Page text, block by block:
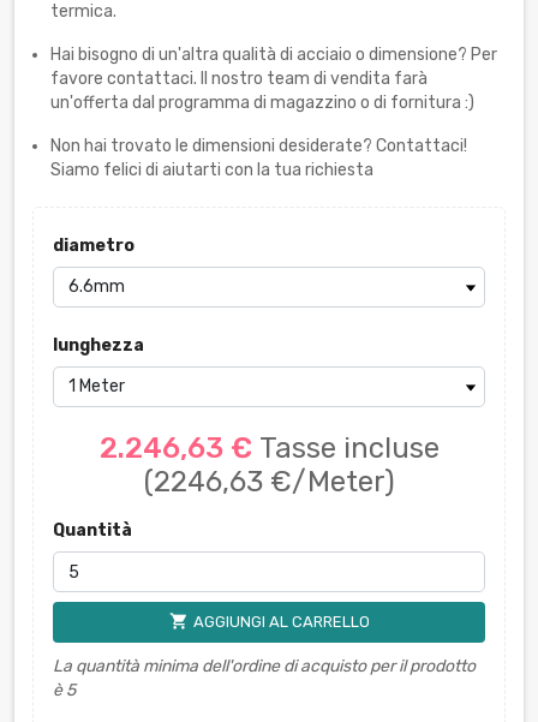
termica.
Hai bisogno di un'altra qualità di acciaio o dimensione? Per
favore contattaci. Il nostro team di vendita farà
un'offerta dal programma di magazzino o di fornitura :)
Non hai trovato le dimensioni desiderate? Contattaci!
Siamo felici di aiutarti con la tua richiesta
diametro
lunghezza
2.246,63 € Tasse incluse
(2246,63 €/Meter)
Quantità
shopping_cart AGGIUNGI AL CARRELLO
La quantità minima dell'ordine di acquisto per il prodotto
è 5